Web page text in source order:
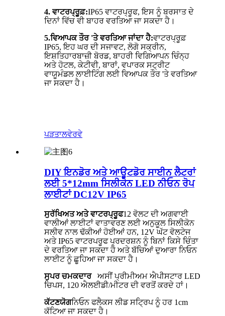
4. ਵਾਟਰਪ੍ਰੂਫ਼:IP65 ਵਾਟਰਪ੍ਰੂਫ, ਇਸ ਨੂੰ ਬਰਸਾਤ ਦੇ
ਦਿਨਾਂ ਵਿੱਚ ਵੀ ਬਾਹਰ ਵਰਤਿਆ ਜਾ ਸਕਦਾ ਹੈ।
5.ਵਿਆਪਕ ਤੌਰ 'ਤੇ ਵਰਤਿਆ ਜਾਂਦਾ ਹੈ:ਵਾਟਰਪ੍ਰੂਫ਼
IP65, ਇਹ ਘਰ ਦੀ ਸਜਾਵਟ, ਲੋਗੋ ਸਕ੍ਰੀਨ,
ਇਸ਼ਤਿਹਾਰਬਾਜ਼ੀ ਬੋਰਡ, ਬਾਹਰੀ ਵਿਗਿਆਪਨ ਚਿੰਨ੍ਹ
ਅਤੇ ਹੋਟਲ, ਕੇਟੀਵੀ, ਬਾਰਾਂ, ਵਪਾਰਕ ਸਟ੍ਰੀਟ
ਵਾਯੂਮੰਡਲ ਲਾਈਟਿੰਗ ਲਈ ਵਿਆਪਕ ਤੌਰ 'ਤੇ ਵਰਤਿਆ
ਜਾ ਸਕਦਾ ਹੈ।
ਪੜਤਾਲਵੇਰਵੇ
DIY ਇਨਡੋਰ ਅਤੇ ਆਊਟਡੋਰ ਸਾਈਨ ਲੈਟਰਾਂ
ਲਈ 5*12mm ਸਿਲੀਕੋਨ LED ਨੀਓਨ ਰੋਪ
ਲਾਈਟਾਂ DC12V IP65
ਸੁਰੱਖਿਅਤ ਅਤੇ ਵਾਟਰਪ੍ਰੂਫ12 ਵੋਲਟ ਦੀ ਅਗਵਾਈ
ਵਾਲੀਆਂ ਲਾਈਟਾਂ ਵਾਤਾਵਰਣ ਲਈ ਅਨੁਕੂਲ ਸਿਲੀਕੋਨ
ਸਲੀਵ ਨਾਲ ਢੱਕੀਆਂ ਹੋਈਆਂ ਹਨ, 12V ਘੱਟ ਵੋਲਟੇਜ
ਅਤੇ IP65 ਵਾਟਰਪਰੂਫ ਪ੍ਰਦਰਸ਼ਨ ਨੂੰ ਬਿਨਾਂ ਕਿਸੇ ਚਿੰਤਾ
ਦੇ ਵਰਤਿਆ ਜਾ ਸਕਦਾ ਹੈ ਅਤੇ ਬੱਚਿਆਂ ਦੁਆਰਾ ਨਿਓਨ
ਲਾਈਟ ਨੂੰ ਛੂਹਿਆ ਜਾ ਸਕਦਾ ਹੈ।
ਸੁਪਰ ਚਮਕਦਾਰ
ਅਸੀਂ ਪ੍ਰੀਮੀਅਮ ਐਪੀਸਟਾਰ LED
ਚਿਪਸ, 120 ਐਲਈਡੀ/ਮੀਟਰ ਦੀ ਵਰਤੋਂ ਕਰਦੇ ਹਾਂ।
ਕੱਟਣਯੋਗਨਿਓਨ ਫਲੈਕਸ ਲੀਡ ਸਟ੍ਰਿਪ ਨੂੰ ਹਰ 1cm
ਕੱਟਿਆ ਜਾ ਸਕਦਾ ਹੈ।